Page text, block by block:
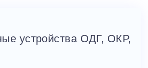
устройства ОДГ, ОКР,